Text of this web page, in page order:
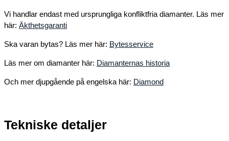
Vi handlar endast med ursprungliga konfliktfria diamanter. Läs mer
här: Äkthetsgaranti
Ska varan bytas? Läs mer här: Bytesservice
Läs mer om diamanter här: Diamanternas historia
Och mer djupgående på engelska här: Diamond
Tekniske detaljer